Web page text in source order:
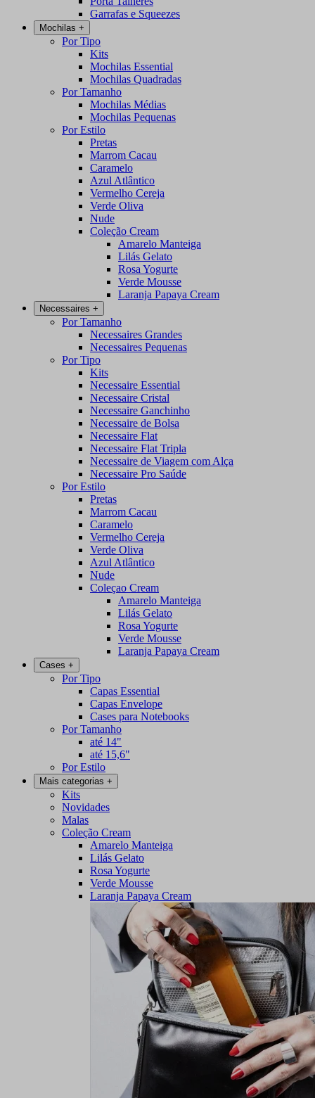
Garrafas e Squeezes
Mochilas +
Por Tipo
Kits
Mochilas Essential
Mochilas Quadradas
Por Tamanho
Mochilas Médias
Mochilas Pequenas
Por Estilo
Pretas
Marrom Cacau
Caramelo
Azul Atlântico
Vermelho Cereja
Verde Oliva
Nude
Coleção Cream
Amarelo Manteiga
Lilás Gelato
Rosa Yogurte
Verde Mousse
Laranja Papaya Cream
Necessaires +
Por Tamanho
Necessaires Grandes
Necessaires Pequenas
Por Tipo
Kits
Necessaire Essential
Necessaire Cristal
Necessaire Ganchinho
Necessaire de Bolsa
Necessaire Flat
Necessaire Flat Tripla
Necessaire de Viagem com Alça
Necessaire Pro Saúde
Por Estilo
Pretas
Marrom Cacau
Caramelo
Vermelho Cereja
Verde Oliva
Azul Atlântico
Nude
Coleçao Cream
Amarelo Manteiga
Lilás Gelato
Rosa Yogurte
Verde Mousse
Laranja Papaya Cream
Cases +
Por Tipo
Capas Essential
Capas Envelope
Cases para Notebooks
Por Tamanho
até 14"
até 15,6"
Por Estilo
Mais categorias +
Kits
Novidades
Malas
Coleção Cream
Amarelo Manteiga
Lilás Gelato
Rosa Yogurte
Verde Mousse
Laranja Papaya Cream